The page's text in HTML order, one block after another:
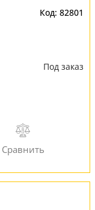
82801
Под заказ